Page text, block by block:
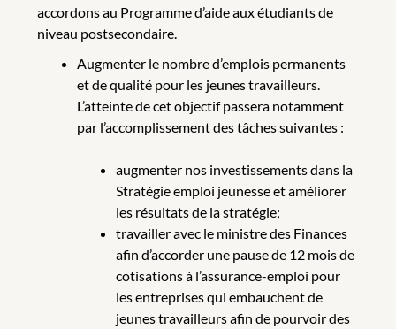
accordons au Programme d’aide aux étudiants de
niveau postsecondaire.
Augmenter le nombre d’emplois permanents
et de qualité pour les jeunes travailleurs.
L’atteinte de cet objectif passera notamment
par l’accomplissement des tâches suivantes :
augmenter nos investissements dans la
Stratégie emploi jeunesse et améliorer
les résultats de la stratégie;
travailler avec le ministre des Finances
afin d’accorder une pause de 12 mois de
cotisations à l’assurance-emploi pour
les entreprises qui embauchent de
jeunes travailleurs afin de pourvoir des